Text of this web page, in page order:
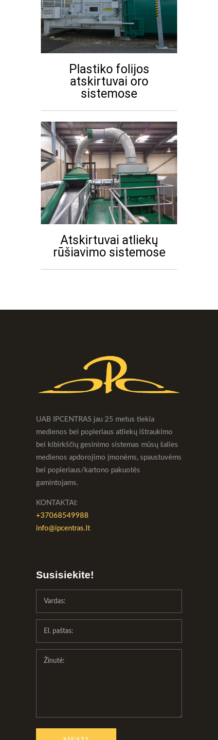
Plastiko folijos
atskirtuvai oro
sistemose
Atskirtuvai atliekų
rūšiavimo sistemose
UAB IPCENTRAS jau 25 metus tiekia
medienos bei popieriaus atliekų ištraukimo
bei kibirkščių gesinimo sistemas mūsų šalies
medienos apdorojimo įmonėms, spaustuvėms
bei popieriaus/kartono pakuotės
gamintojams.
KONTAKTAI:
+37068549988
info@ipcentras.lt
Susisiekite!